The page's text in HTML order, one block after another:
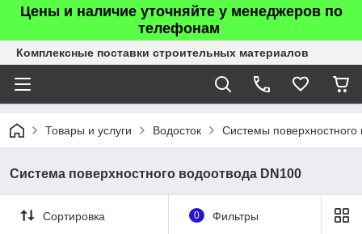
Цены и наличие уточняйте у менеджеров по
телефонам
Комплексные поставки строительных материалов
Товары и услуги Водосток Системы поверхностного
Система поверхностного водоотвода DN100
Сортировка 0 Фильтры